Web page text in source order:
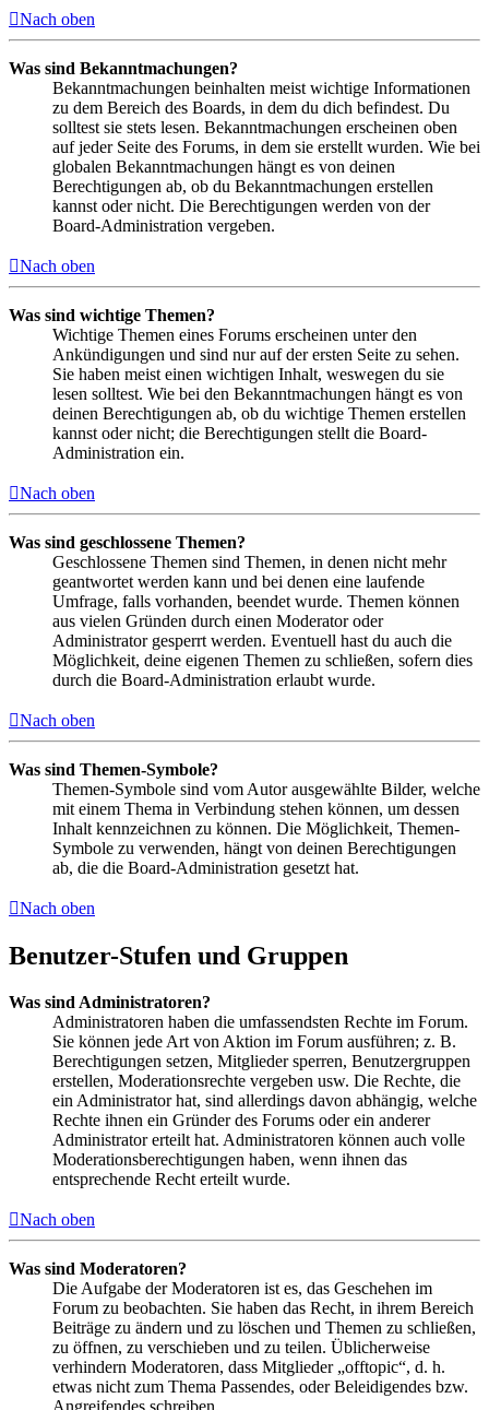
Nach oben
Was sind Bekanntmachungen?
Bekanntmachungen beinhalten meist wichtige Informationen
zu dem Bereich des Boards, in dem du dich befindest. Du
solltest sie stets lesen. Bekanntmachungen erscheinen oben
auf jeder Seite des Forums, in dem sie erstellt wurden. Wie bei
globalen Bekanntmachungen hängt es von deinen
Berechtigungen ab, ob du Bekanntmachungen erstellen
kannst oder nicht. Die Berechtigungen werden von der
Board-Administration vergeben.
Nach oben
Was sind wichtige Themen?
Wichtige Themen eines Forums erscheinen unter den
Ankündigungen und sind nur auf der ersten Seite zu sehen.
Sie haben meist einen wichtigen Inhalt, weswegen du sie
lesen solltest. Wie bei den Bekanntmachungen hängt es von
deinen Berechtigungen ab, ob du wichtige Themen erstellen
kannst oder nicht; die Berechtigungen stellt die Board-
Administration ein.
Nach oben
Was sind geschlossene Themen?
Geschlossene Themen sind Themen, in denen nicht mehr
geantwortet werden kann und bei denen eine laufende
Umfrage, falls vorhanden, beendet wurde. Themen können
aus vielen Gründen durch einen Moderator oder
Administrator gesperrt werden. Eventuell hast du auch die
Möglichkeit, deine eigenen Themen zu schließen, sofern dies
durch die Board-Administration erlaubt wurde.
Nach oben
Was sind Themen-Symbole?
Themen-Symbole sind vom Autor ausgewählte Bilder, welche
mit einem Thema in Verbindung stehen können, um dessen
Inhalt kennzeichnen zu können. Die Möglichkeit, Themen-
Symbole zu verwenden, hängt von deinen Berechtigungen
ab, die die Board-Administration gesetzt hat.
Nach oben
Benutzer-Stufen und Gruppen
Was sind Administratoren?
Administratoren haben die umfassendsten Rechte im Forum.
Sie können jede Art von Aktion im Forum ausführen; z. B.
Berechtigungen setzen, Mitglieder sperren, Benutzergruppen
erstellen, Moderationsrechte vergeben usw. Die Rechte, die
ein Administrator hat, sind allerdings davon abhängig, welche
Rechte ihnen ein Gründer des Forums oder ein anderer
Administrator erteilt hat. Administratoren können auch volle
Moderationsberechtigungen haben, wenn ihnen das
entsprechende Recht erteilt wurde.
Nach oben
Was sind Moderatoren?
Die Aufgabe der Moderatoren ist es, das Geschehen im
Forum zu beobachten. Sie haben das Recht, in ihrem Bereich
Beiträge zu ändern und zu löschen und Themen zu schließen,
zu öffnen, zu verschieben und zu teilen. Üblicherweise
verhindern Moderatoren, dass Mitglieder „offtopic“, d. h.
etwas nicht zum Thema Passendes, oder Beleidigendes bzw.
Angreifendes schreiben.